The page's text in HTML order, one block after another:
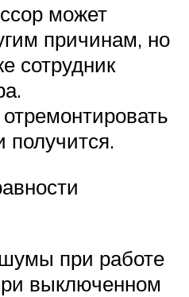
может
причинам, но
сотрудник
получится.
при работе
выключенном